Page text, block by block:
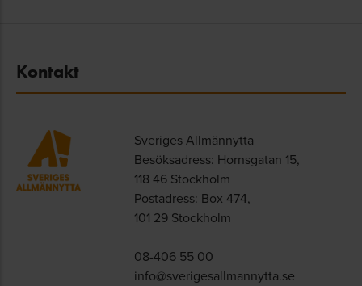
Kontakt
Sveriges Allmännytta
Besöksadress: Hornsgatan 15,
118 46 Stockholm
Postadress: Box 474,
101 29 Stockholm
08-406 55 00
info@sverigesallmannytta.se